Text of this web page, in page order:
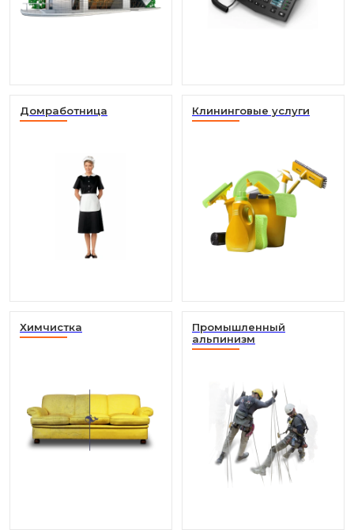
Домработница Клининговые услуги
Химчистка
Промышленный
альпинизм